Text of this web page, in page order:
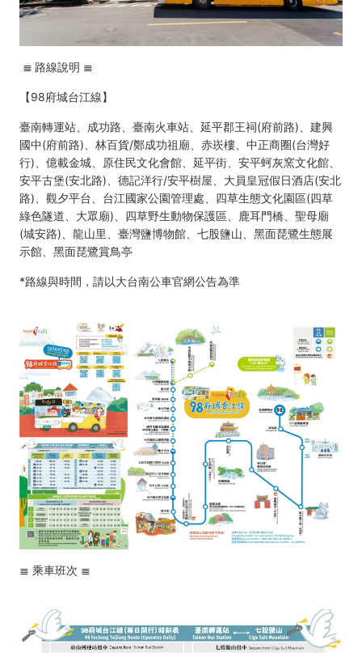
≣ 路線說明 ≣
【98府城台江線】
臺南轉運站、成功路、臺南火車站、延平郡王祠(府前路)、建興
國中(府前路)、林百貨/鄭成功祖廟、赤崁樓、中正商圈(台灣好
行)、億載金城、原住民文化會館、延平街、安平蚵灰窯文化館、
安平古堡(安北路)、德記洋行/安平樹屋、大員皇冠假日酒店(安北
路)、觀夕平台、台江國家公園管理處、四草生態文化園區(四草
綠色隧道、大眾廟)、四草野生動物保護區、鹿耳門橋、聖母廟
(城安路)、龍山里、臺灣鹽博物館、七股鹽山、黑面琵鷺生態展
示館、黑面琵鷺賞鳥亭
*路線與時間，請以大台南公車官網公告為準
≣ 乘車班次 ≣